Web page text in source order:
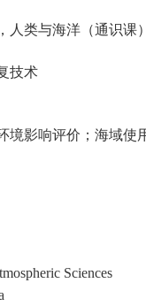
人类与海洋（通识课）
技术
境影响评价；海域使
Sciences